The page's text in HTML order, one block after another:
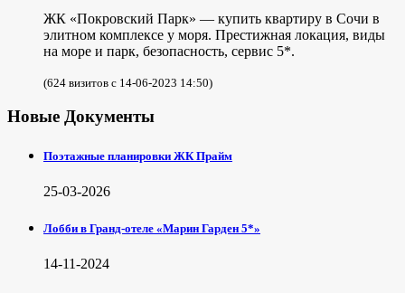
ЖК «Покровский Парк» — купить квартиру в Сочи в
элитном комплексе у моря. Престижная локация, виды
на море и парк, безопасность, сервис 5*.
(624 визитов с 14-06-2023 14:50)
Новые Документы
Поэтажные планировки ЖК Прайм
25-03-2026
Лобби в Гранд-отеле «Марин Гарден 5*»
14-11-2024